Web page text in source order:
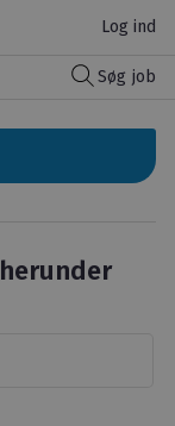
Log ind
Søg job
herunder